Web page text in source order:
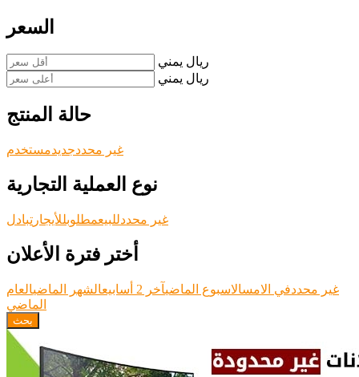
السعر
ريال يمني
ريال يمني
حالة المنتج
غير محددجديدمستخدم
نوع العملية التجارية
غير محددللبيعمطلوبللأيجار تبادل
أختر فترة الأعلان
غير محددفي الامسالاسبوع الماضيآخر 2 أسابيع الشهر الماضيالعام
الماضي
بحث